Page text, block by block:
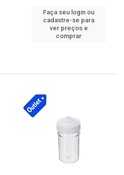
Faça seu login ou
cadastre-se para
ver preços e
comprar